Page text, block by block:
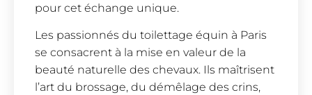
pour cet échange unique.
Les passionnés du toilettage équin à Paris
se consacrent à la mise en valeur de la
beauté naturelle des chevaux. Ils maîtrisent
l’art du brossage, du démêlage des crins,